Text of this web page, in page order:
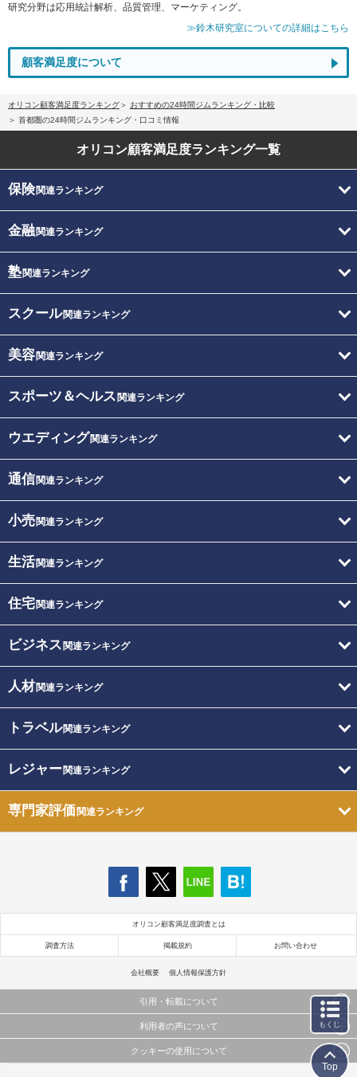
研究分野は応用統計解析、品質管理、マーケティング。
≫鈴木研究室についての詳細はこちら
顧客満足度について
オリコン顧客満足度ランキング
おすすめの24時間ジムランキング・比較
首都圏の24時間ジムランキング・口コミ情報
オリコン顧客満足度ランキング一覧
保険関連ランキング
金融関連ランキング
塾関連ランキング
スクール関連ランキング
美容関連ランキング
スポーツ＆ヘルス 関連ランキング
ウエディング関連ランキング
通信関連ランキング
小売関連ランキング
生活関連ランキング
住宅関連ランキング
ビジネス 関連ランキング
人材関連ランキング
トラベル関連ランキング
レジャー関連ランキング
専門家評価関連ランキング
オリコン顧客満足度調査とは
調査方法 掲載規約 お問い合わせ
会社概要 個人情報保護方針
引用・転載について
当サイトで公開されている情報（文字、写真、イラスト、画像データ等）及びこれらの配置・
これらの情報を権利者の許可なく無断転載・複製などの二次利用を行うことは固く禁じており
利用者の声について
当サイトに掲載している内容はすべてサービスの利用者が提出された見解・感想です。
クッキーの使用について
もくじ
Top